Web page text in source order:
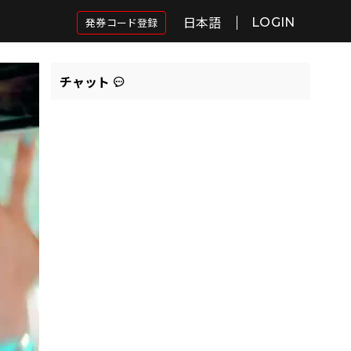
発券コード登録 日本語 LOGIN
チャット